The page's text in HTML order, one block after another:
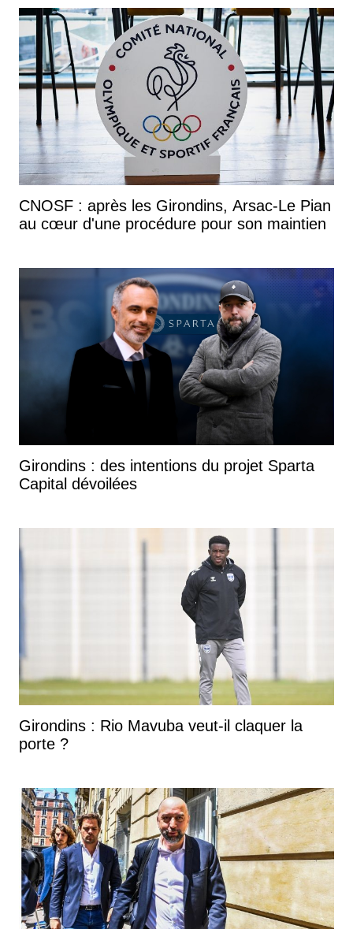
CNOSF : après les Girondins, Arsac-Le Pian
au cœur d'une procédure pour son maintien
Girondins : des intentions du projet Sparta
Capital dévoilées
Girondins : Rio Mavuba veut-il claquer la
porte ?